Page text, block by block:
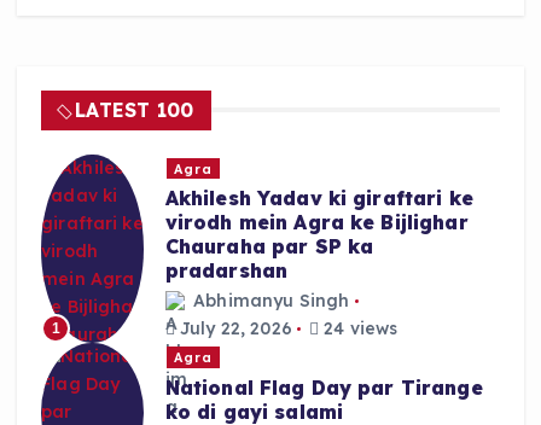
o
o
k
p
p
LATEST 100
1
Agra
Akhilesh Yadav ki giraftari ke
virodh mein Agra ke Bijlighar
Chauraha par SP ka
pradarshan
Abhimanyu Singh
July 22, 2026
24 views
Agra
National Flag Day par Tirange
ko di gayi salami